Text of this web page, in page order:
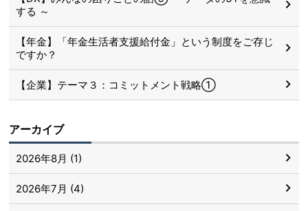
する ～
【年金】「年金生活者支援給付金」という制度をご存じ
ですか？
【企業】テーマ３：コミットメント戦略①
アーカイブ
2026年8月 (1)
2026年7月 (4)